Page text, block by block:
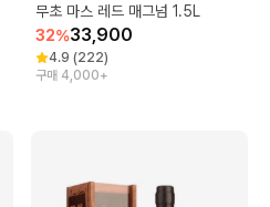
무초 마스 레드 매그넘 1.5L
32%33,900
4.9 (222)
구매 4,000+